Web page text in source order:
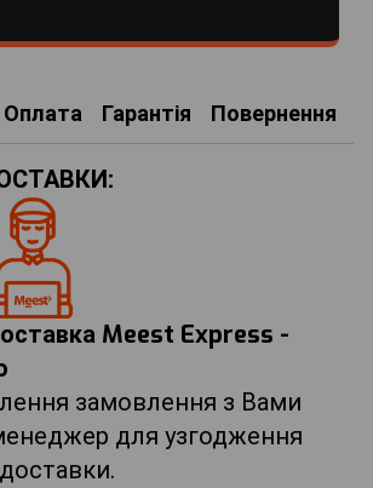
Оплата Гарантія Повернення
Meest Express -
замовлення з Вами
для узгодження